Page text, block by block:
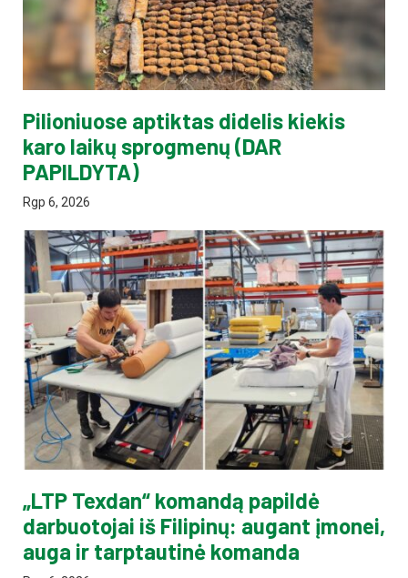
Pilioniuose aptiktas didelis kiekis
karo laikų sprogmenų (DAR
PAPILDYTA)
Rgp 6, 2026
„LTP Texdan“ komandą papildė
darbuotojai iš Filipinų: augant įmonei,
auga ir tarptautinė komanda